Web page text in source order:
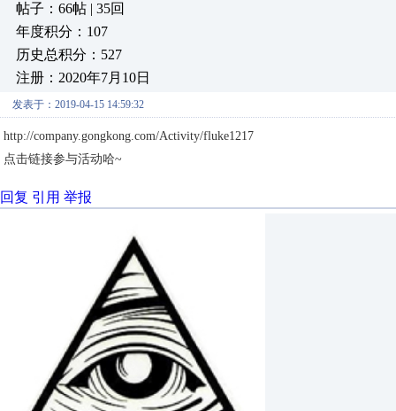
帖子：66帖 | 35回
年度积分：107
历史总积分：527
注册：2020年7月10日
发表于：2019-04-15 14:59:32
http://company.gongkong.com/Activity/fluke1217
点击链接参与活动哈~
回复 引用 举报